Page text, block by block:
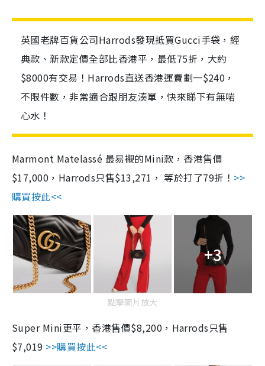
英國老牌百貨公司Harrods發現抵買Gucci手袋，經
典款、新款定價全部比香港平，最低75折，大約
$8000有交易！Harrods直送香港運費劃一$240，
不限件數，非常適合跟朋友湊單，快來睇下有無啱
心水！
Marmont Matelassé 最易襯的Mini款，香港售價
$17,000，Harrods只售$13,271， 等於打了79折！ >>
購買按此<<
+3
點擊圖片放大
Super Mini更平，香港售價$8,200，Harrods只售
$7,019 >>購買按此<<